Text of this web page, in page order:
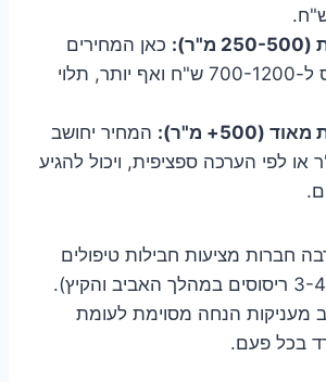
מ"ר):
כאן המחירים
יכולים לטפס ל-700-1200 ש"ח ואף יותר, תלוי
(500+ מ"ר):
המחיר יחושב
או לפי הערכה ספציפית, ויכול להגיע
חברות מציעות חבילות טיפולים
עונתיות (למשל, 3-4 ריסוסים במהלך האביב והקיץ).
מעניקות הנחה מסוימת לעומת
בכל פעם.